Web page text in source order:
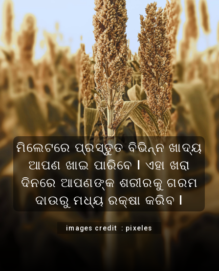
ମିଲେଟରେ ପ୍ରସ୍ତୁତ ବିଭିନ୍ନ ଖାଦ୍ୟ
ଆପଣ ଖାଇ ପାରିବେ l ଏହା ଖରା
ଦିନରେ ଆପଣଙ୍କ ଶରୀରକୁ ଗରମ
ଦାଉରୁ ମଧ୍ୟ ରକ୍ଷା କରିବ l
images credit : pixeles